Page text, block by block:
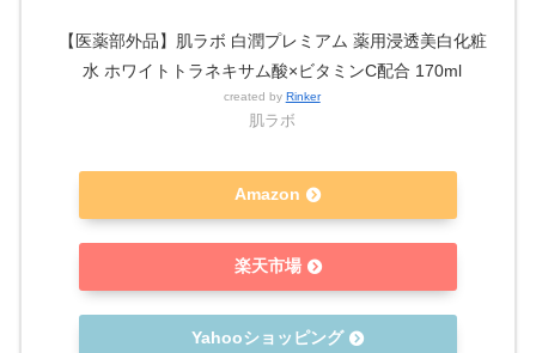
【医薬部外品】肌ラボ 白潤プレミアム 薬用浸透美白化粧
水 ホワイトトラネキサム酸×ビタミンC配合 170ml
created by Rinker
肌ラボ
Amazon
楽天市場
Yahooショッピング